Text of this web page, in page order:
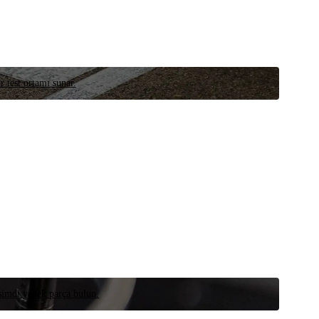
test ortamı sunar.
yedek parça bulun.